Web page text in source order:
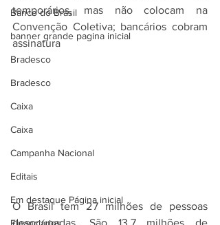
Banco do Brasil
banner grande pagina inicial
Bradesco
Bradesco
Caixa
Caixa
Campanha Nacional
Editais
Em destaque Página inicial
temporários, mas não colocam na
Convenção Coletiva; bancários cobram
assinatura
O Brasil tem 27 milhões de pessoas
desocupadas. São 13,7 milhões de